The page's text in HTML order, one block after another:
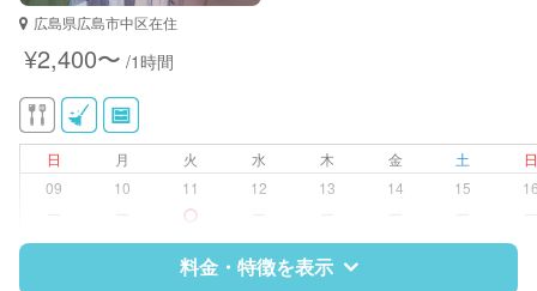
対応可能/特徴
掃除（洗面所、お風呂場、お手洗
ゴミの分別/ゴミ出し
近隣買い物
家庭料理
庭の手入れ/植木の水やり
片付け/整理整頓
広島県広島市中区在住
¥2,400〜 /1時間
日 月 火 水 木 金 土
09
10 11 12 13 14 15
料金・特徴を表示